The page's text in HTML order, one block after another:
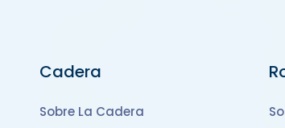
Cadera
Sobre La Cadera